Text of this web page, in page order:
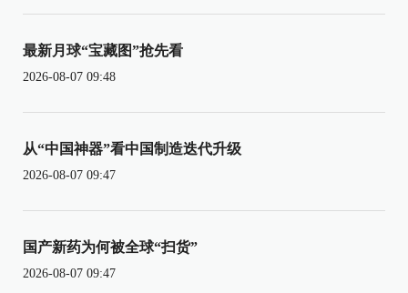
最新月球“宝藏图”抢先看
2026-08-07 09:48
从“中国神器”看中国制造迭代升级
2026-08-07 09:47
国产新药为何被全球“扫货”
2026-08-07 09:47